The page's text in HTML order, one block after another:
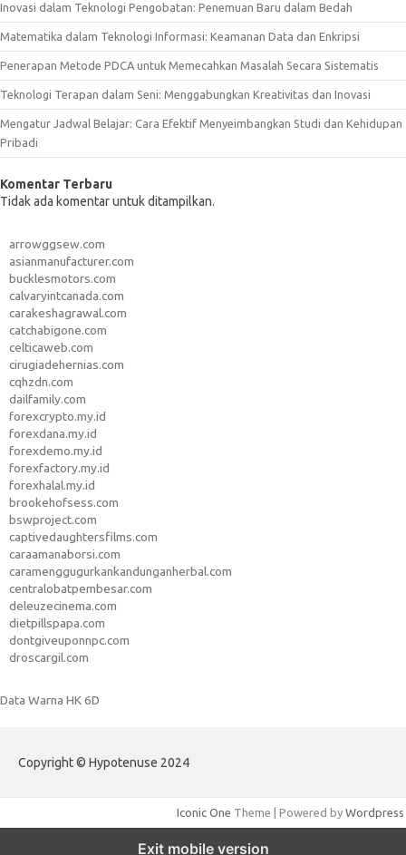
Inovasi dalam Teknologi Pengobatan: Penemuan Baru dalam Bedah
Matematika dalam Teknologi Informasi: Keamanan Data dan Enkripsi
Penerapan Metode PDCA untuk Memecahkan Masalah Secara Sistematis
Teknologi Terapan dalam Seni: Menggabungkan Kreativitas dan Inovasi
Mengatur Jadwal Belajar: Cara Efektif Menyeimbangkan Studi dan Kehidupan
Pribadi
Komentar Terbaru
Tidak ada komentar untuk ditampilkan.
arrowggsew.com
asianmanufacturer.com
bucklesmotors.com
calvaryintcanada.com
carakeshagrawal.com
catchabigone.com
celticaweb.com
cirugiadehernias.com
cqhzdn.com
dailfamily.com
forexcrypto.my.id
forexdana.my.id
forexdemo.my.id
forexfactory.my.id
forexhalal.my.id
brookehofsess.com
bswproject.com
captivedaughtersfilms.com
caraamanaborsi.com
caramenggugurkankandunganherbal.com
centralobatpembesar.com
deleuzecinema.com
dietpillspapa.com
dontgiveuponnpc.com
droscargil.com
Data Warna HK 6D
Copyright © Hypotenuse 2024
Iconic One Theme | Powered by Wordpress
Exit mobile version